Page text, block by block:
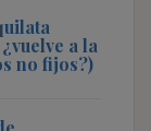
a la
no fijos?)